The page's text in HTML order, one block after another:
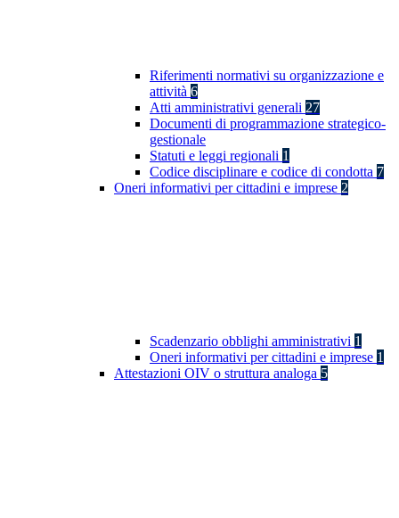
Riferimenti normativi su organizzazione e
attività 6
Atti amministrativi generali 27
Documenti di programmazione strategico-
gestionale
Statuti e leggi regionali 1
Codice disciplinare e codice di condotta 7
Oneri informativi per cittadini e imprese 2
Scadenzario obblighi amministrativi 1
Oneri informativi per cittadini e imprese 1
Attestazioni OIV o struttura analoga 5